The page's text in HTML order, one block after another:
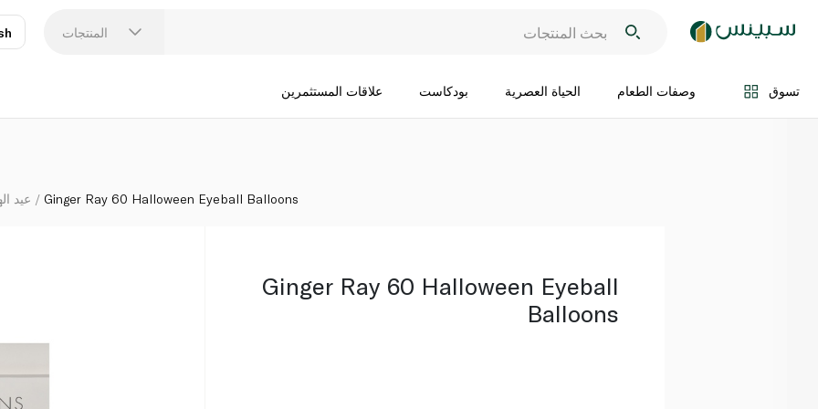
المنتجات
تسوق وصفات الطعام الحياة العصرية بودكاست علاقات المستثمرين
اضف الى السلة
عيد Ginger Ray 60 Halloween Eyeball Balloons
Ginger Ray 60 Halloween Eyeball
Balloons